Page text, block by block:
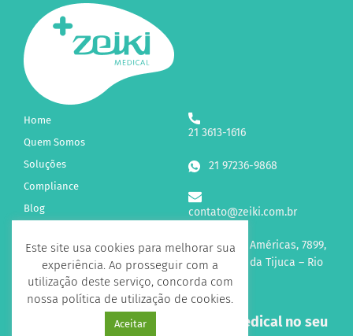
Home
Quem Somos
Soluções
Compliance
Blog
21 3613-1616
21 97236-9868
contato@zeiki.com.br
Av. das Américas, 7899,
sl 315 Barra da Tijuca – Rio
de Janeiro
Receba novidades sobre a Zeiki Medical no seu
Este site usa cookies para melhorar sua
experiência. Ao prosseguir com a
utilização deste serviço, concorda com
nossa política de utilização de cookies.
Aceitar